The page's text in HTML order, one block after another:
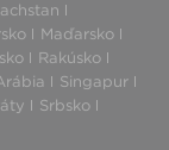
Maďarsko
Rakúsko
Singapur
Srbsko